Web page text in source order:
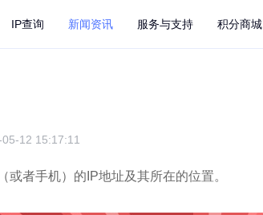
IP查询 新闻资讯 服务与支持 积分商城
12 15:17:11
或者手机）的IP地址及其所在的位置。